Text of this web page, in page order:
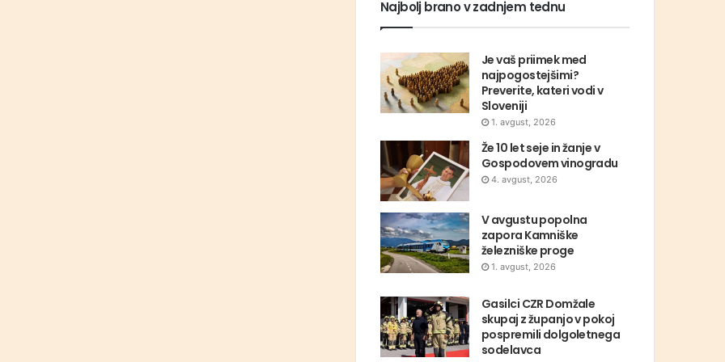
Najbolj brano v zadnjem tednu
Je vaš priimek med
najpogostejšimi?
Preverite, kateri vodi v
Sloveniji
1. avgust, 2026
Že 10 let seje in žanje v
Gospodovem vinogradu
4. avgust, 2026
V avgustu popolna
zapora Kamniške
železniške proge
1. avgust, 2026
Gasilci CZR Domžale
skupaj z županjo v pokoj
pospremili dolgoletnega
sodelavca